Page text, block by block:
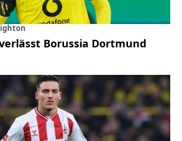
Borussia Dortmund